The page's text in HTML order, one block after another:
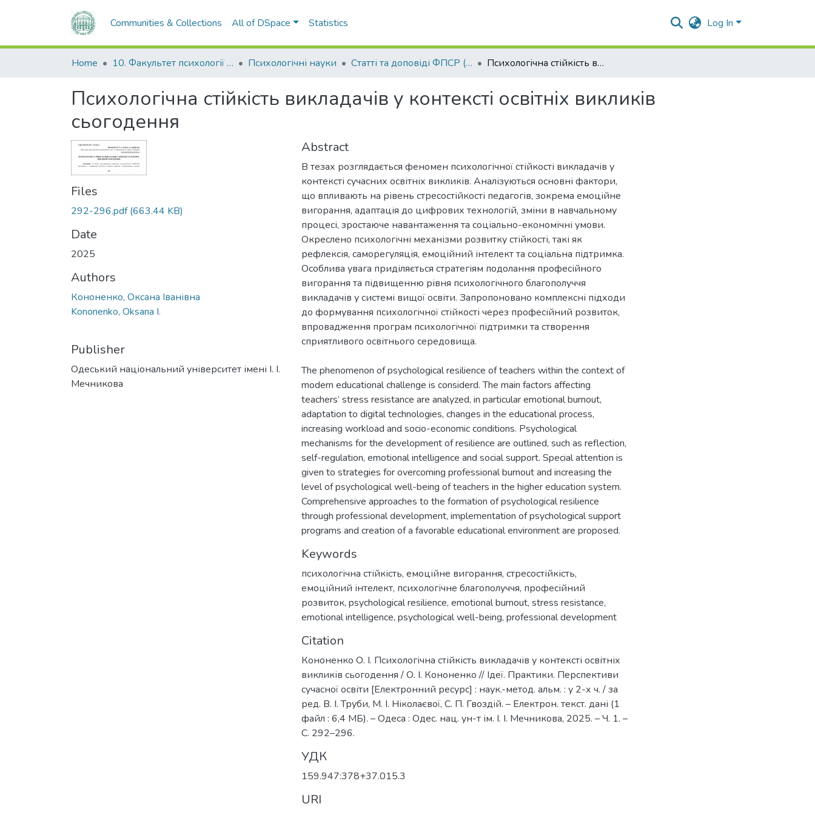
Communities & Collections All of DSpace Statistics Log In
Home 10. Факультет психології та соціальної роботи Психологічні науки Статті та доповіді ФПСР (Психологічні науки) Психологічна стійкість викладачів у контексті освітніх викликів сьогодення
Психологічна стійкість викладачів у контексті освітніх викликів
сьогодення
Files
292-296.pdf(663.44 KB)
Date
2025
Authors
Кононенко, Оксана Іванівна
Kononenko, Oksana I.
Publisher
Одеський національний університет імені І. І.
Мечникова
Abstract
В тезах розглядається феномен психологічної стійкості викладачів у
контексті сучасних освітніх викликів. Аналізуються основні фактори,
що впливають на рівень стресостійкості педагогів, зокрема емоційне
вигорання, адаптація до цифрових технологій, зміни в навчальному
процесі, зростаюче навантаження та соціально-економічні умови.
Окреслено психологічні механізми розвитку стійкості, такі як
рефлексія, саморегуляція, емоційний інтелект та соціальна підтримка.
Особлива увага приділяється стратегіям подолання професійного
вигорання та підвищенню рівня психологічного благополуччя
викладачів у системі вищої освіти. Запропоновано комплексні підходи
до формування психологічної стійкості через професійний розвиток,
впровадження програм психологічної підтримки та створення
The phenomenon of psychological resilience of teachers within the context of
modern educational challenge is considerd. The main factors affecting
teachers’ stress resistance are analyzed, in particular emotional burnout,
adaptation to digital technologies, changes in the educational process,
increasing workload and socio-economic conditions. Psychological
mechanisms for the development of resilience are outlined, such as reflection,
self-regulation, emotional intelligence and social support. Special attention is
given to strategies for overcoming professional burnout and increasing the
level of psychological well-being of teachers in the higher education system.
Comprehensive approaches to the formation of psychological resilience
through professional development, implementation of psychological support
programs and creation of a favorable educational environment are proposed.
Keywords
психологічна стійкість, емоційне вигорання, стресостійкість,
емоційний інтелект, психологічне благополуччя, професійний
розвиток, psychological resilience, emotional burnout, stress resistance,
emotional intelligence, psychological well-being, professional development
Citation
Кононенко О. І. Психологічна стійкість викладачів у контексті освітніх
викликів сьогодення / О. І. Кононенко // Ідеї. Практики. Перспективи
сучасної освіти [Електронний ресурс] : наук.-метод. альм. : у 2-х ч. / за
ред. В. І. Труби, М. І. Ніколаєвої, С. П. Гвоздій. – Електрон. текст. дані (1
файл : 6,4 МБ). – Одеса : Одес. нац. ун-т ім. І. І. Мечникова, 2025. – Ч. 1. –
С. 292–296.
УДК
159.947:378+37.015.3
URI